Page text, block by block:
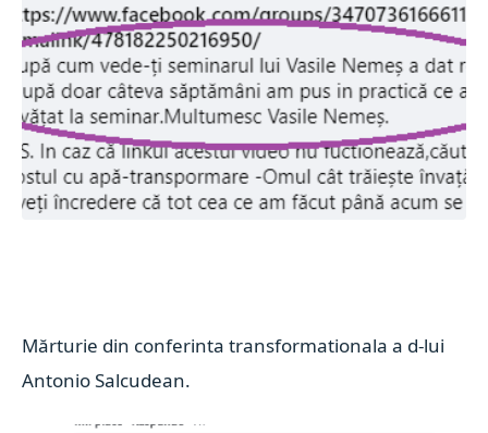
Mărturie din conferinta transformationala a d-lui
Antonio Salcudean.